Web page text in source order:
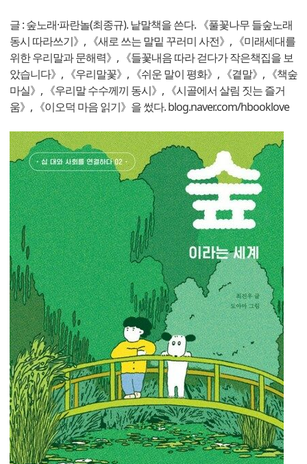
글 : 숲노래·파란놀(최종규). 낱말책을 쓴다. 《풀꽃나무 들숲노래
동시 따라쓰기》, 《새로 쓰는 말밑 꾸러미 사전》, 《미래세대를
위한 우리말과 문해력》, 《들꽃내음 따라 걷다가 작은책집을 보
았습니다》, 《우리말꽃》, 《쉬운 말이 평화》, 《곁말》, 《책숲
마실》, 《우리말 수수께끼 동시》, 《시골에서 살림 짓는 즐거
움》, 《이오덕 마음 읽기》을 썼다. blog.naver.com/hbooklove